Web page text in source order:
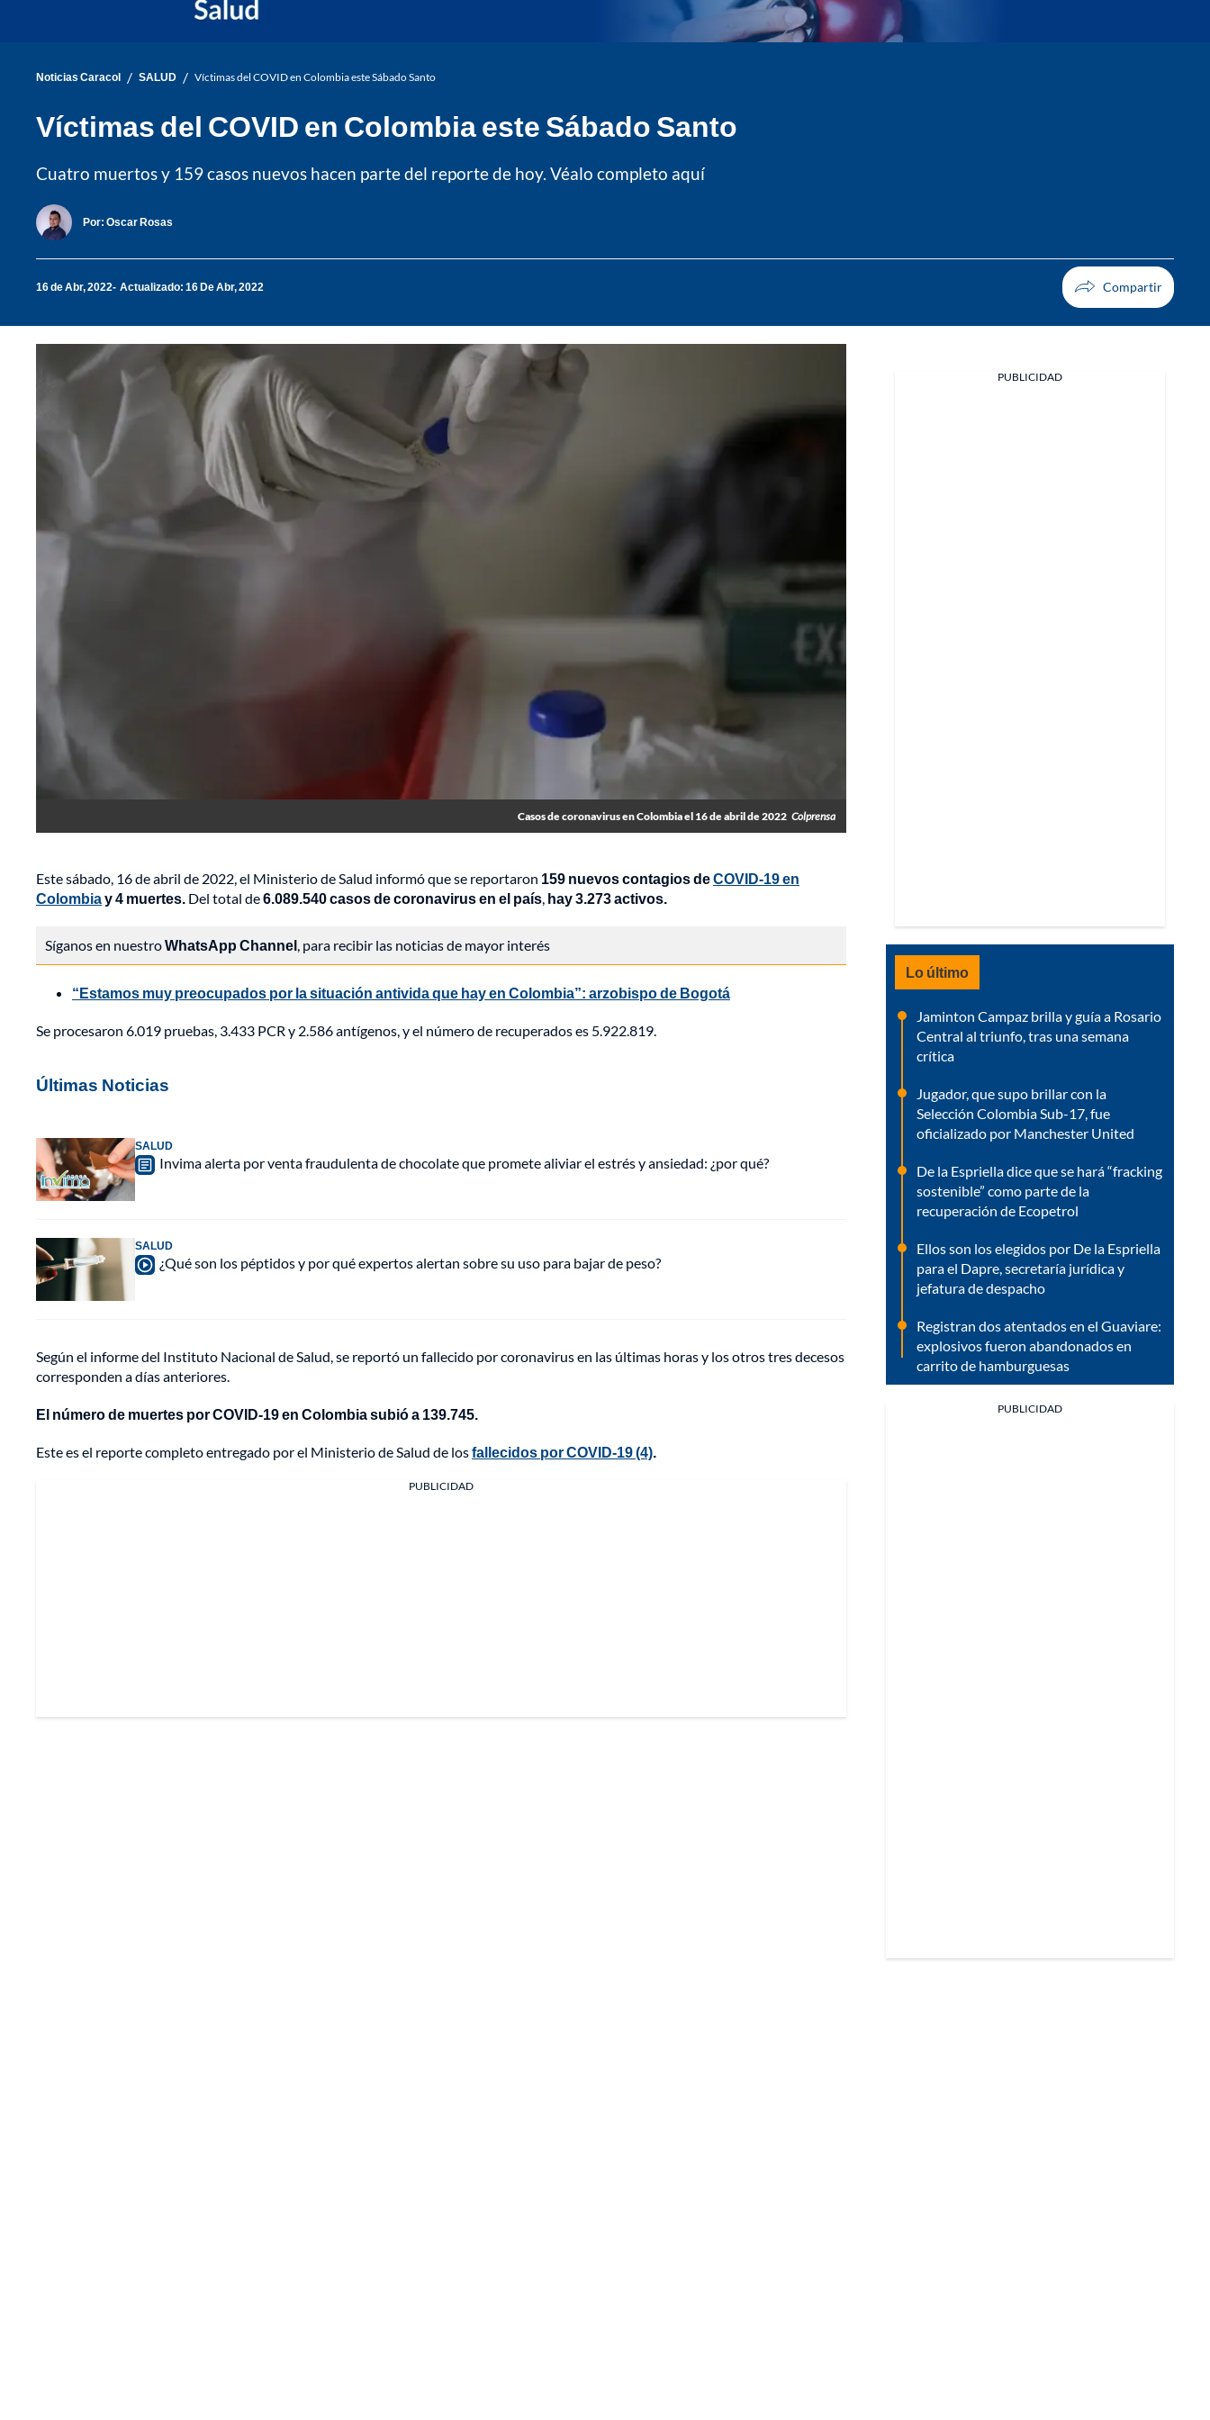
Noticias Caracol / SALUD / Víctimas del COVID en Colombia este Sábado Santo
Víctimas del COVID en Colombia este Sábado Santo
Cuatro muertos y 159 casos nuevos hacen parte del reporte de hoy. Véalo completo aquí
Por: Oscar Rosas
16 de Abr, 2022 Actualizado: 16 De Abr, 2022
Casos de coronavirus en Colombia el 16 de abril de 2022 Colprensa
Este sábado, 16 de abril de 2022, el Ministerio de Salud informó que se reportaron 159 nuevos contagios deCOVID-19 en
Colombiay 4 muertes. Del total de6.089.540casos de coronavirus en el país, hay 3.273 activos.
Síganos en nuestroWhatsApp Channel, para recibir las noticias de mayor interés
“Estamos muy preocupados por la situación antivida que hay en Colombia”: arzobispo de Bogotá
Se procesaron 6.019 pruebas, 3.433 PCR y 2.586 antígenos, y el número de recuperados es 5.922.819.
Últimas Noticias
SALUD
Invima alerta por venta fraudulenta de chocolate que promete aliviar el estrés y ansiedad: ¿por qué?
SALUD
¿Qué son los péptidos y por qué expertos alertan sobre su uso para bajar de peso?
Según el informe del Instituto Nacional de Salud, se reportó un fallecido por coronavirus en las últimas horas y los otros tres decesos
corresponden a días anteriores.
El número de muertes por COVID-19 en Colombia subió a 139.745.
Este es el reporte completo entregado por el Ministerio de Salud de losfallecidos por COVID-19 (4).
PUBLICIDAD
PUBLICIDAD
Lo último
Jaminton Campaz brilla y guía a Rosario
Central al triunfo, tras una semana
crítica
Jugador, que supo brillar con la
Selección Colombia Sub-17, fue
oficializado por Manchester United
De la Espriella dice que se hará “fracking
sostenible” como parte de la
recuperación de Ecopetrol
Ellos son los elegidos por De la Espriella
para el Dapre, secretaría jurídica y
jefatura de despacho
Registran dos atentados en el Guaviare:
explosivos fueron abandonados en
carrito de hamburguesas
PUBLICIDAD